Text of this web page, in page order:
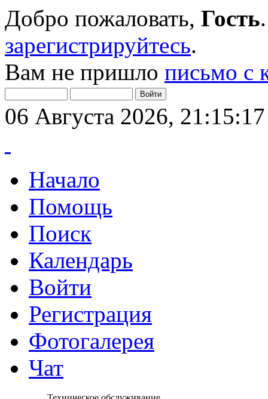
Добро пожаловать, Гость
зарегистрируйтесь.
Вам не пришло письмо с
06 Августа 2026, 21:15:17
Начало
Помощь
Поиск
Календарь
Войти
Регистрация
Фотогалерея
Чат